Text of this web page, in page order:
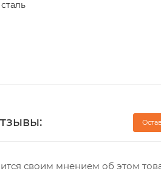
своим мнением об этом